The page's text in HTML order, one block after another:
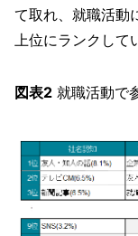
て取れ、就職活動
上位にランクして
図表2 就職活動で